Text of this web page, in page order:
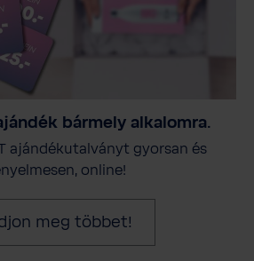
bármely alkalomra.
ajándékutalványt gyorsan és
online!
meg többet!